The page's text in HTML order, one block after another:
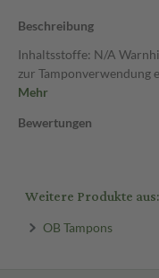
Beschreibung
Inhaltsstoffe: N/A
zur
Mehr
Bewertungen
Weitere Produkte aus:
OB Tampons